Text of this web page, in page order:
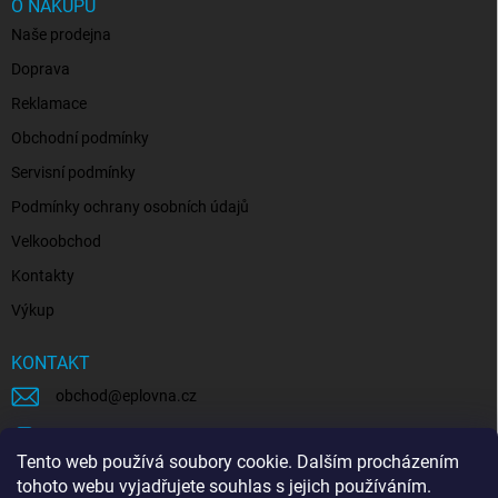
Tento web používá soubory cookie. Dalším procházením
tohoto webu vyjadřujete souhlas s jejich používáním.
O NÁKUPU
Naše prodejna
Doprava
Reklamace
Obchodní podmínky
Servisní podmínky
Podmínky ochrany osobních údajů
Velkoobchod
Kontakty
Výkup
KONTAKT
obchod @eplovna.cz
eplovna.cz